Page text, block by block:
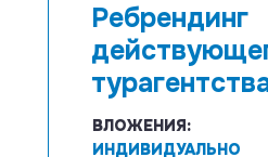
ИНДИВИДУАЛЬНО
ВЛОЖЕНИЯ:
Ребрендинг